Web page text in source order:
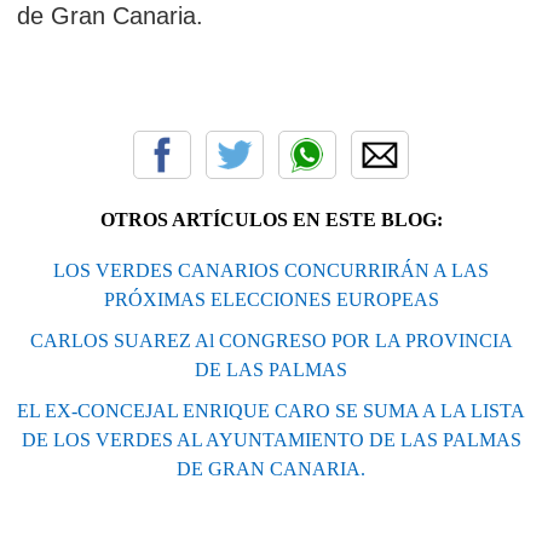
de Gran Canaria.
OTROS ARTÍCULOS EN ESTE BLOG:
LOS VERDES CANARIOS CONCURRIRÁN A LAS
PRÓXIMAS ELECCIONES EUROPEAS
CARLOS SUAREZ Al CONGRESO POR LA PROVINCIA
DE LAS PALMAS
EL EX-CONCEJAL ENRIQUE CARO SE SUMA A LA LISTA
DE LOS VERDES AL AYUNTAMIENTO DE LAS PALMAS
DE GRAN CANARIA.